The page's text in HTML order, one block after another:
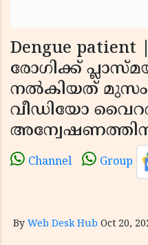
Dengue patient
രോഗിക്ക്
നല്‍കിയത്
വീഡിയോ
അന്വേഷണത്തിന്
Channel Group
By Web Desk Hub Oct 20,